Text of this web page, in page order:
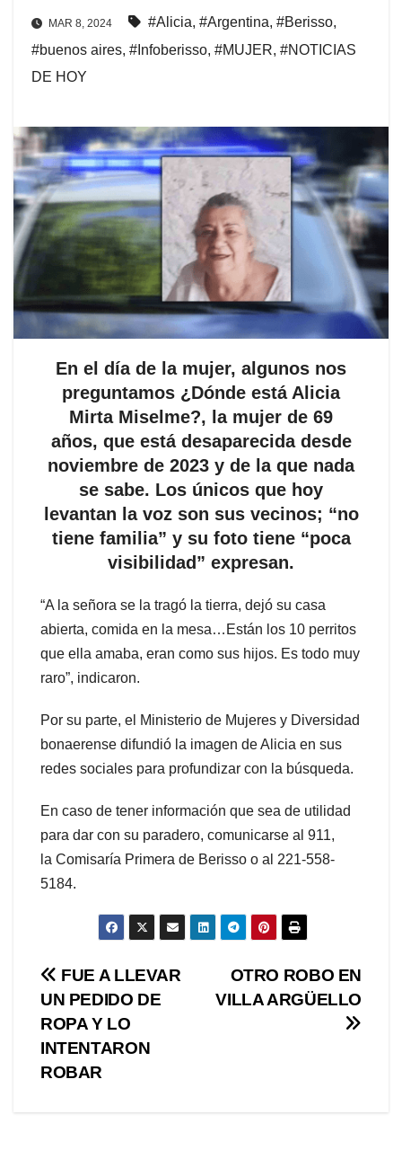
MAR 8, 2024 #Alicia, #Argentina, #Berisso,
#buenos aires, #Infoberisso, #MUJER, #NOTICIAS
DE HOY
En el día de la mujer, algunos nos
preguntamos ¿Dónde está Alicia
Mirta Miselme?, la mujer de 69
años, que está desaparecida desde
noviembre de 2023 y de la que nada
se sabe. Los únicos que hoy
levantan la voz son sus vecinos; “no
tiene familia” y su foto tiene “poca
visibilidad” expresan.
“A la señora se la tragó la tierra, dejó su casa
abierta, comida en la mesa…Están los 10 perritos
que ella amaba, eran como sus hijos. Es todo muy
raro”, indicaron.
Por su parte, el Ministerio de Mujeres y Diversidad
bonaerense difundió la imagen de Alicia en sus
redes sociales para profundizar con la búsqueda.
En caso de tener información que sea de utilidad
para dar con su paradero, comunicarse al 911,
la Comisaría Primera de Berisso o al 221-558-
5184.
Navegación
de
entradas
OTRO ROBO EN
VILLA ARGÜELLO
FUE A LLEVAR
UN PEDIDO DE
ROPA Y LO
INTENTARON
ROBAR